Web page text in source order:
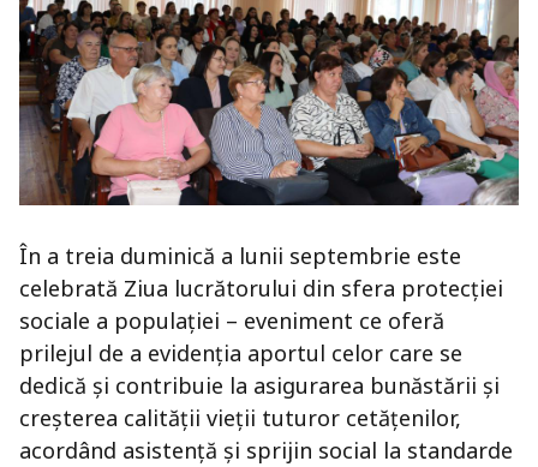
În a treia duminică a lunii septembrie este
celebrată Ziua lucrătorului din sfera protecției
sociale a populației – eveniment ce oferă
prilejul de a evidenția aportul celor care se
dedică și contribuie la asigurarea bunăstării și
creșterea calității vieții tuturor cetățenilor,
acordând asistență și sprijin social la standarde